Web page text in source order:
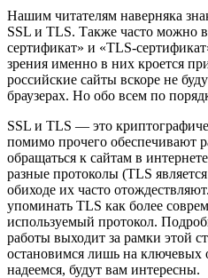
Нашим читателям наверняка
SSL и TLS. Также часто можно
сертификат» и «TLS-
зрения именно в них кроется
российские сайты вскоре не
браузерах. Но обо всем по
SSL и TLS — это
помимо прочего обеспечивают
обращаться к сайтам в
разные протоколы (TLS
обиходе их часто
упоминать TLS как более
используемый протокол.
работы выходит за рамки этой
остановимся лишь на ключевых
надеемся, будут вам интересны.